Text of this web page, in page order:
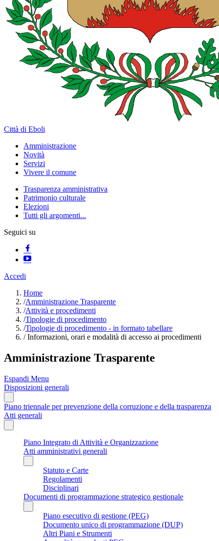
Città di Eboli
Amministrazione
Novità
Servizi
Vivere il comune
Trasparenza amministrativa
Patrimonio culturale
Elezioni
Tutti gli argomenti...
Seguici su
Accedi
Home
/Amministrazione Trasparente
/Attività e procedimenti
/Tipologie di procedimento
/Tipologie di procedimento - in formato tabellare
/Informazioni, orari e modalità di accesso ai procedimenti
Amministrazione Trasparente
Espandi Menu
Disposizioni generali
Piano triennale per prevenzione della corruzione e della trasparenza
Atti generali
Piano Integrato di Attività e Organizzazione
Atti amministrativi generali
Statuto e Carte
Regolamenti
Disciplinari
Documenti di programmazione strategico gestionale
Piano esecutivo di gestione (PEG)
Documento unico di programmazione (DUP)
Altri Piani e Strumenti